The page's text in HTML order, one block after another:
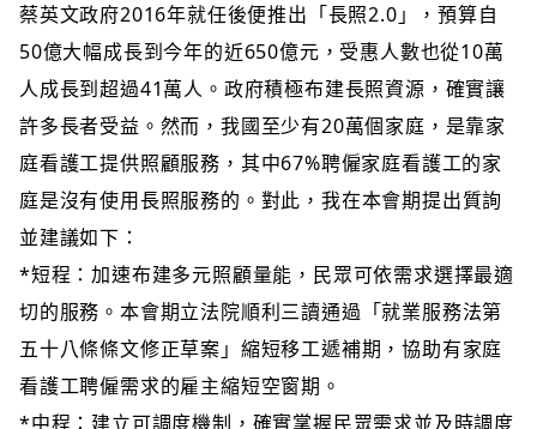
蔡英文政府2016年就任後便推出「長照2.0」，預算自
50億大幅成長到今年的近650億元，受惠人數也從10萬
人成長到超過41萬人。政府積極布建長照資源，確實讓
許多長者受益。然而，我國至少有20萬個家庭，是靠家
庭看護工提供照顧服務，其中67%聘僱家庭看護工的家
庭是沒有使用長照服務的。對此，我在本會期提出質詢
並建議如下：
*短程：加速布建多元照顧量能，民眾可依需求選擇最適
切的服務。本會期立法院順利三讀通過「就業服務法第
五十八條條文修正草案」縮短移工遞補期，協助有家庭
看護工聘僱需求的雇主縮短空窗期。
*中程：建立可調度機制，確實掌握民眾需求並及時調度